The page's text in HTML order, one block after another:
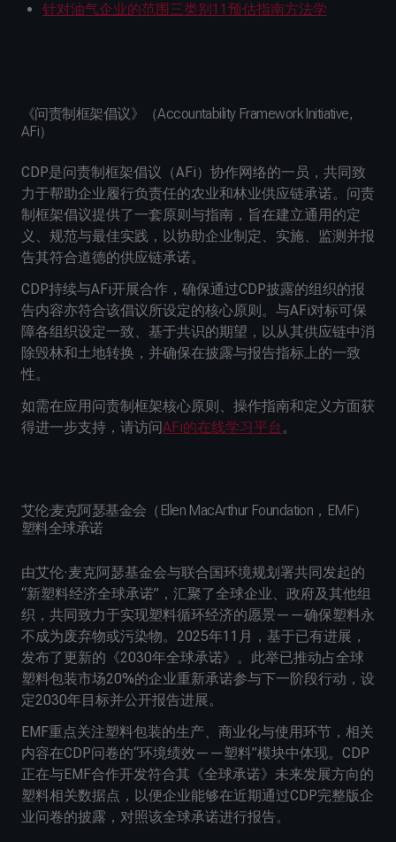
针对油气企业的范围三类别11预估指南方法学
《问责制框架倡议》（Accountability Framework Initiative,
AFi）
CDP是问责制框架倡议（AFi）协作网络的一员，共同致
力于帮助企业履行负责任的农业和林业供应链承诺。问责
制框架倡议提供了一套原则与指南，旨在建立通用的定
义、规范与最佳实践，以协助企业制定、实施、监测并报
告其符合道德的供应链承诺。
CDP持续与AFi开展合作，确保通过CDP披露的组织的报
告内容亦符合该倡议所设定的核心原则。与AFi对标可保
障各组织设定一致、基于共识的期望，以从其供应链中消
除毁林和土地转换，并确保在披露与报告指标上的一致
性。
如需在应用问责制框架核心原则、操作指南和定义方面获
得进一步支持，请访问AFi的在线学习平台。
艾伦·麦克阿瑟基金会（Ellen MacArthur Foundation，EMF）
塑料全球承诺
由艾伦·麦克阿瑟基金会与联合国环境规划署共同发起的
“新塑料经济全球承诺”，汇聚了全球企业、政府及其他组
织，共同致力于实现塑料循环经济的愿景——确保塑料永
不成为废弃物或污染物。2025年11月，基于已有进展，
发布了更新的《2030年全球承诺》。此举已推动占全球
塑料包装市场20%的企业重新承诺参与下一阶段行动，设
定2030年目标并公开报告进展。
EMF重点关注塑料包装的生产、商业化与使用环节，相关
内容在CDP问卷的“环境绩效——塑料”模块中体现。CDP
正在与EMF合作开发符合其《全球承诺》未来发展方向的
塑料相关数据点，以便企业能够在近期通过CDP完整版企
业问卷的披露，对照该全球承诺进行报告。